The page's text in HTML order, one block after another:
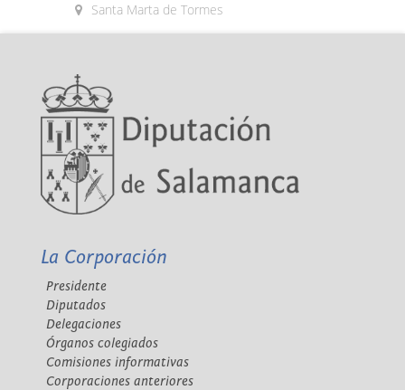
Santa Marta de Tormes
La Corporación
Presidente
Diputados
Delegaciones
Órganos colegiados
Comisiones informativas
Corporaciones anteriores